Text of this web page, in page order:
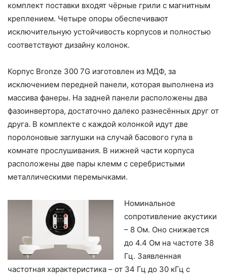
комплект поставки входят чёрные грили с магнитным
креплением. Четыре опоры обеспечивают
исключительную устойчивость корпусов и полностью
соответствуют дизайну колонок.
Корпус Bronze 300 7G изготовлен из МДФ, за
исключением передней панели, которая выполнена из
массива фанеры. На задней панели расположены два
фазоинвертора, достаточно далеко разнесённых друг от
друга. В комплекте с каждой колонкой идут две
поролоновые заглушки на случай басового гула в
комнате прослушивания. В нижней части корпуса
расположены две пары клемм с серебристыми
металлическими перемычками.
Номинальное
сопротивление акустики
– 8 Ом. Оно снижается
до 4.4 Ом на частоте 38
Гц. Заявленная
частотная характеристика – от 34 Гц до 30 кГц с